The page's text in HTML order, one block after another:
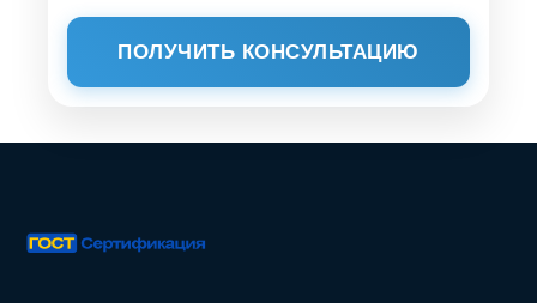
ПОЛУЧИТЬ КОНСУЛЬТАЦИЮ